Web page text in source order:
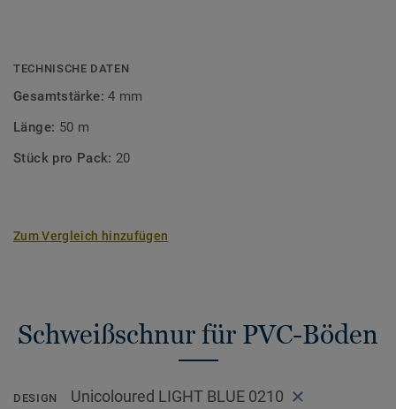
TECHNISCHE DATEN
Gesamtstärke:4 mm
Länge: 50 m
Stück pro Pack: 20
Zum Vergleich hinzufügen
Schweißschnur für PVC-Böden
DESIGN Unicoloured LIGHT BLUE 0210